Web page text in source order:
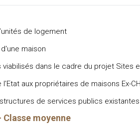
de logement​
maison​
viabilisés dans le cadre du projet Sites
aux propriétaires de maisons Ex-
de services publics
Classe moyenne